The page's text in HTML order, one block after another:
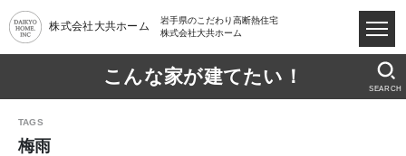
株式会社大共ホーム
岩手県のこだわり高断熱住宅
株式会社大共ホーム
こんな家が建てたい！
SEARCH
梅雨